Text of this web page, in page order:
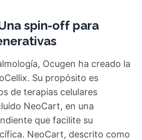
spin-off para
Ocugen ha creado la
Su propósito es
de terapias celulares
NeoCart, en una
que facilite su
NeoCart, descrito como